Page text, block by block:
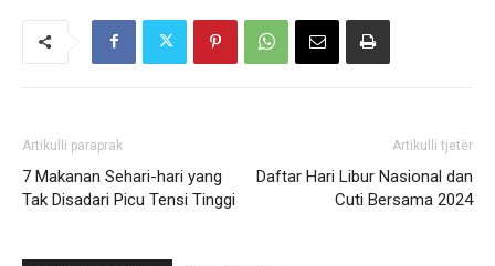
Artikulli paraprak
7 Makanan Sehari-hari yang
Tak Disadari Picu Tensi Tinggi
Artikulli tjetër
Daftar Hari Libur Nasional dan
Cuti Bersama 2024